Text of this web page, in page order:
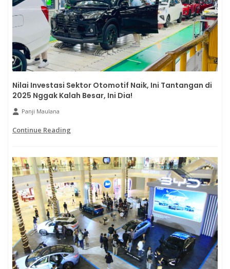
Nilai Investasi Sektor Otomotif Naik, Ini Tantangan di
2025 Nggak Kalah Besar, Ini Dia!
Panji Maulana
Continue Reading